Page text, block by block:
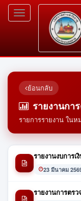
Toggle
navigation
ย้อนกลับ
รายงานกา
รายการรายงาน ในห
รายงานงบการเ
23 มีนาคม
รายงานการตร